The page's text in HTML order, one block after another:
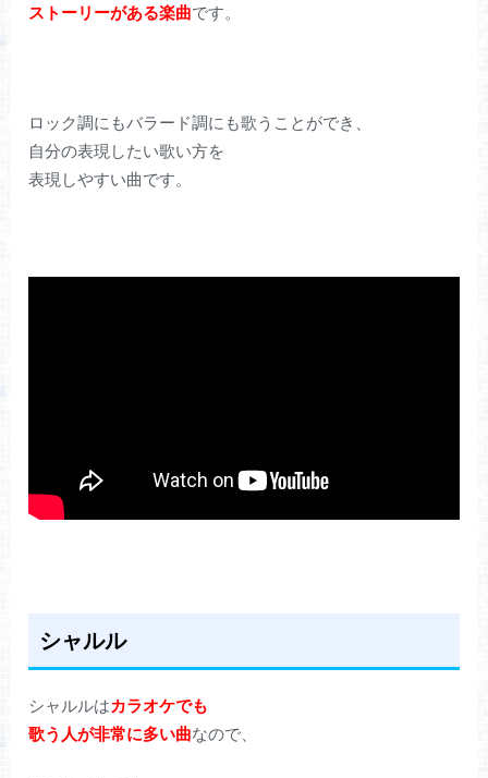
ストーリーがある楽曲です。
ロック調にもバラード調にも歌うことができ、
自分の表現したい歌い方を
表現しやすい曲です。
シャルル
シャルルはカラオケでも
歌う人が非常に多い曲なので、